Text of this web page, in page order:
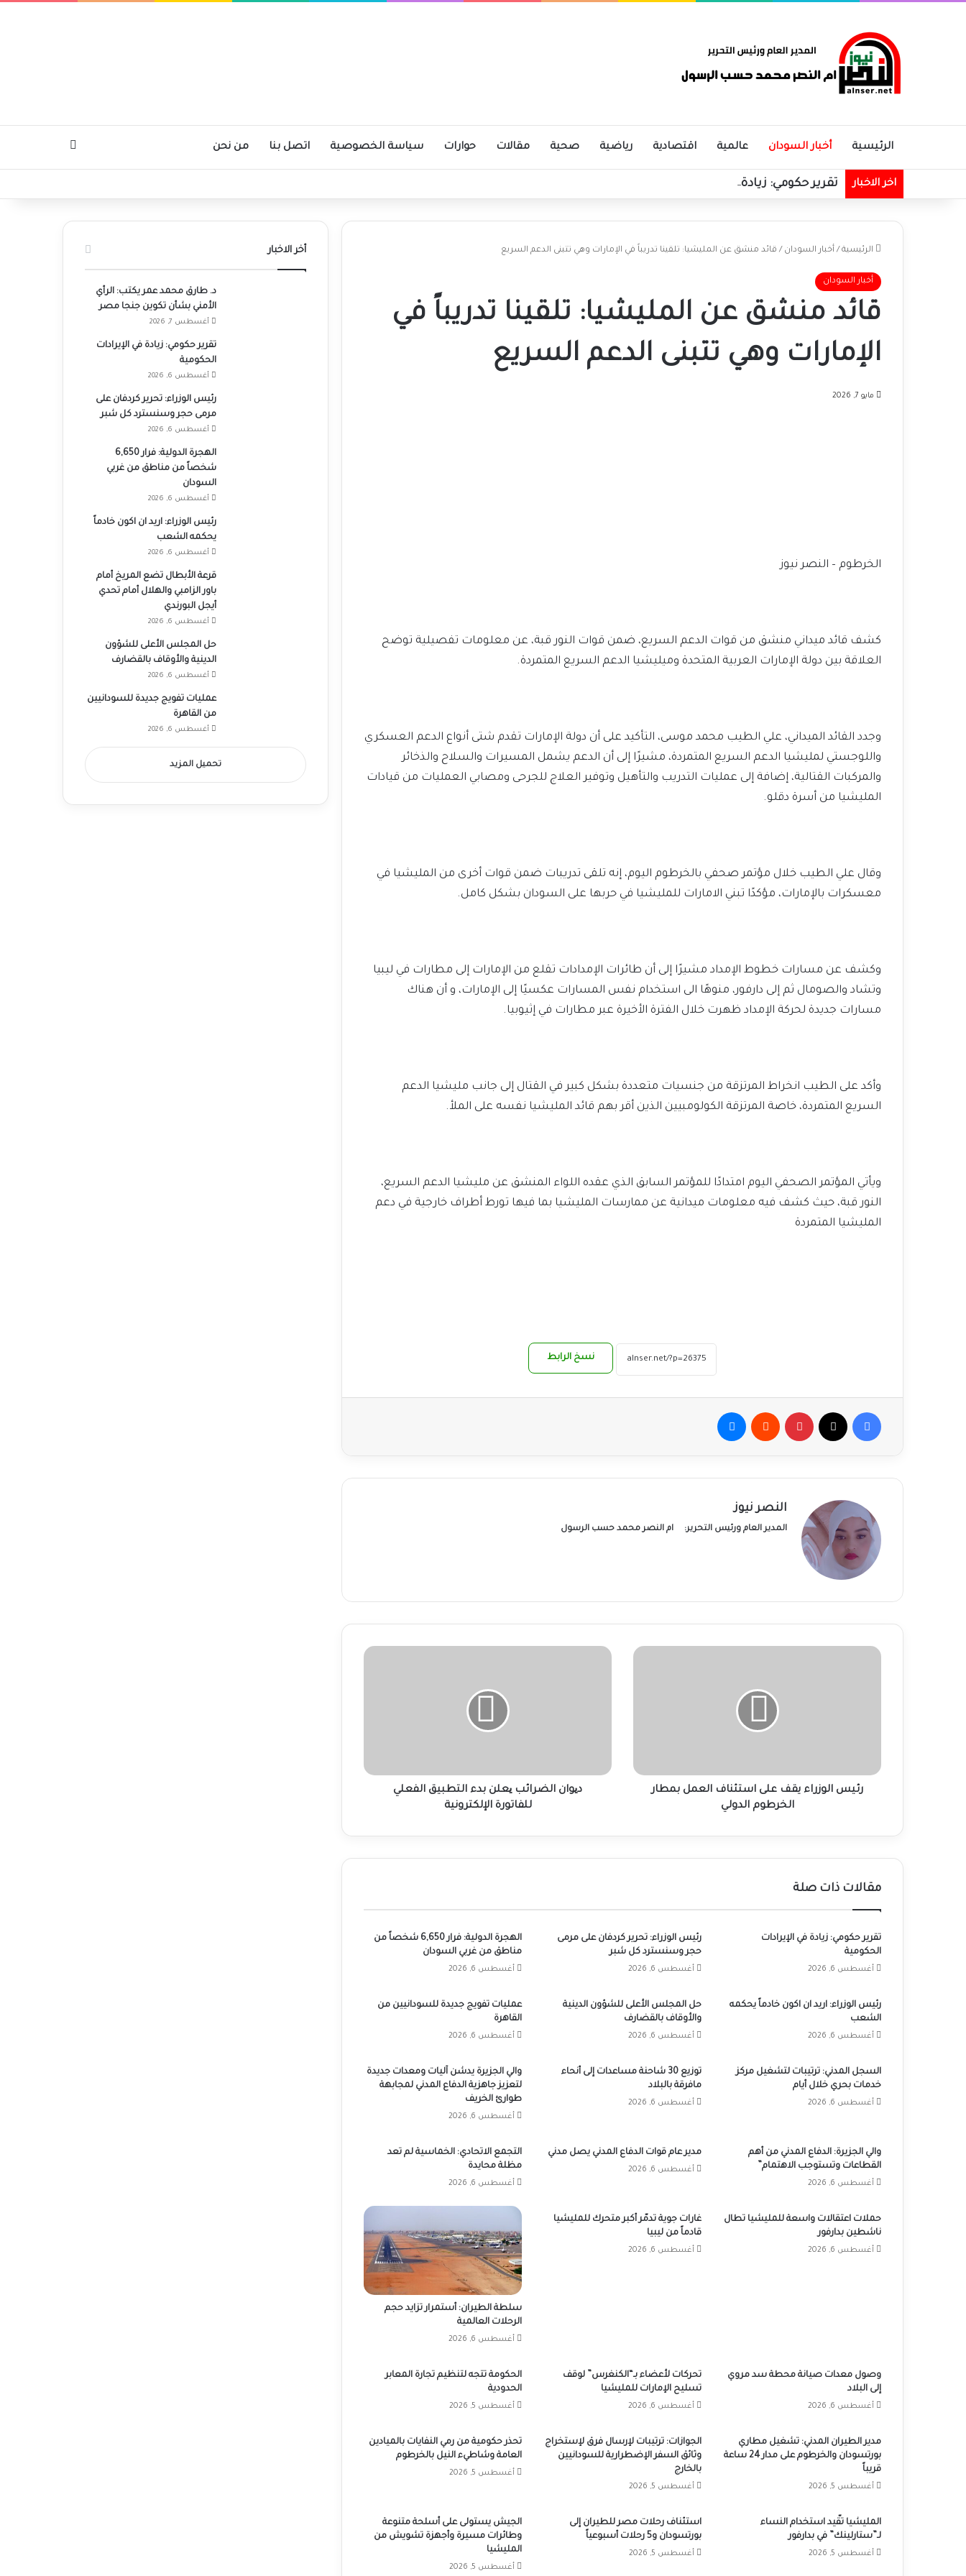
الرئيسية أخبار السودان عالمية اقتصادية رياضية صحية مقالات حوارات سياسة الخصوصية اتصل بنا من نحن
اخر الاخبار تقرير حكومي: زيادة في الإيرادات الحكومية
الرئيسية / أخبار السودان / قائد منشق عن المليشيا: تلقينا تدريباً في الإمارات وهي تتبنى الدعم السريع
أخبار السودان
قائد منشق عن المليشيا: تلقينا تدريباً في
الإمارات وهي تتبنى الدعم السريع
مايو 7, 2026
الخرطوم – النصر نيوز
كشف قائد ميداني منشق من قوات الدعم السريع، ضمن قوات النور قبة، عن معلومات تفصيلية توضح
العلاقة بين دولة الإمارات العربية المتحدة وميليشيا الدعم السريع المتمردة.
وجدد القائد الميداني، علي الطيب محمد موسى، التأكيد على أن دولة الإمارات تقدم شتى أنواع الدعم العسكري
واللوجستي لمليشيا الدعم السريع المتمردة، مشيرًا إلى أن الدعم يشمل المسيرات والسلاح والذخائر
والمركبات القتالية، إضافة إلى عمليات التدريب والتأهيل وتوفير العلاج للجرحى ومصابي العمليات من قيادات
المليشيا من أسرة دقلو.
وقال علي الطيب خلال مؤتمر صحفي بالخرطوم اليوم، إنه تلقى تدريبات ضمن قوات أخرى من المليشيا في
معسكرات بالإمارات، مؤكدًا تبني الامارات للمليشيا في حربها على السودان بشكل كامل.
وكشف عن مسارات خطوط الإمداد مشيرًا إلى أن طائرات الإمدادات تقلع من الإمارات إلى مطارات في ليبيا
وتشاد والصومال ثم إلى دارفور، منوهًا الى استخدام نفس المسارات عكسيًا إلى الإمارات، و أن هناك
مسارات جديدة لحركة الإمداد ظهرت خلال الفترة الأخيرة عبر مطارات في إثيوبيا.
وأكد على الطيب انخراط المرتزقة من جنسيات متعددة بشكل كبير في القتال إلى جانب مليشيا الدعم
السريع المتمردة، خاصة المرتزقة الكولومبيين الذين أقر بهم قائد المليشيا نفسه على الملأ.
ويأتي المؤتمر الصحفي اليوم امتدادًا للمؤتمر السابق الذي عقده اللواء المنشق عن مليشيا الدعم السريع،
النور قبة، حيث كشف فيه معلومات ميدانية عن ممارسات المليشيا بما فيها تورط أطراف خارجية في دعم
المليشيا المتمردة
نسخ الرابط
فيسبوك بينتيريست
النصر نيوز
المدير العام ورئيس التحرير: ام النصر محمد حسب الرسول
رئيس
الدولي
رئيس الوزراء يقف على استئناف العمل بمطار
الخرطوم الدولي
دیوان
دیوان الضرائب یعلن بدء التطبيق الفعلي
للفاتورة الإلكترونية
مقالات ذات صلة
تقرير حكومي: زيادة في الإيرادات
الحكومية
أغسطس 6, 2026
رئيس الوزراء: تحرير كردفان على مرمى
حجر وسنسترد كل شبر
أغسطس 6, 2026
الهجرة الدولية: فرار 6,650 شخصاً من
مناطق من غربي السودان
أغسطس 6, 2026
رئيس الوزراء: اريد ان اكون خادماً يحكمه
الشعب
أغسطس 6, 2026
حل المجلس الأعلى للشؤون الدينية
والأوقاف بالقضارف
أغسطس 6, 2026
عمليات تفويج جديدة للسودانيين من
القاهرة
أغسطس 6, 2026
السجل المدني: ترتيبات لتشغيل مركز
خدمات بحري خلال أيام
أغسطس 6, 2026
توزيع 30 شاحنة مساعدات إلى أنحاء
مافرقة بالبلاد
أغسطس 6, 2026
والي الجزيرة يدشن آليات ومعدات جديدة
لتعزيز جاهزية الدفاع المدني لمجابهة
طوارئ الخريف
أغسطس 6, 2026
والي الجزيرة: الدفاع المدني من أهم
القطاعات وتستوجب الاهتمام”
أغسطس 6, 2026
مدير عام قوات الدفاع المدني يصل مدني
أغسطس 6, 2026
التجمع الاتحادي: الخماسية لم تعد
مظلة محايدة
أغسطس 6, 2026
حملات اعتقالات واسعة للمليشيا تطال
ناشطين بدارفور
أغسطس 6, 2026
غارات جوية تدمّر أكبر متحرك للمليشيا
قادماً من ليبيا
أغسطس 6, 2026
سلطة الطيران: أستمرار تزايد حجم
الرحلات العالمية
أغسطس 6, 2026
وصول معدات صيانة محطة سد مروي
إلى البلاد
أغسطس 6, 2026
تحركات لأعضاء بـ“الكنغرس” لوقف
تسليح الإمارات للمليشيا
أغسطس 6, 2026
الحكومة تتجه لتنظيم تجارة المعابر
الحدودية
أغسطس 5, 2026
مدير الطيران المدني: تشغيل مطاري
بورتسودان والخرطوم على مدار 24 ساعة
قريباً
أغسطس 5, 2026
الجوازات: ترتيبات لإرسال فرق لإستخراج
وثائق السفر الإضطرارية للسودانيين
بالخارج
أغسطس 5, 2026
تحذر حكومية من رمي النفايات بالميادين
العامة وشاطيء النيل بالخرطوم
أغسطس 5, 2026
المليشيا تقّيد استخدام النساء
لـ”ستارلينك” في بدارفور
أغسطس 5, 2026
استئناف رحلات مصر للطيران إلى
بورتسودان و5 رحلات أسبوعياً
أغسطس 5, 2026
الجيش يستولى على أسلحة متنوعة
وطائرات مسيرة وأجهزة تشويش من
المليشيا
أغسطس 5, 2026
أخر الاخبار
د. طارق محمد عمر يكتب: الرأي
الأمني بشأن تكوين جنجا مصر
أغسطس 7, 2026
تقرير حكومي: زيادة في الإيرادات
الحكومية
أغسطس 6, 2026
رئيس الوزراء: تحرير كردفان على
مرمى حجر وسنسترد كل شبر
أغسطس 6, 2026
الهجرة الدولية: فرار 6,650
شخصاً من مناطق من غربي
السودان
أغسطس 6, 2026
رئيس الوزراء: اريد ان اكون خادماً
يحكمه الشعب
أغسطس 6, 2026
قرعة الأبطال تضع المريخ أمام
باور الزامبي والهلال أمام تحدي
أيجل البورندي
أغسطس 6, 2026
حل المجلس الأعلى للشؤون
الدينية والأوقاف بالقضارف
أغسطس 6, 2026
عمليات تفويج جديدة للسودانيين
من القاهرة
أغسطس 6, 2026
تحميل المزيد